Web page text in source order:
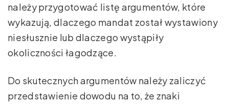
należy przygotować listę argumentów, które
wykazują, dlaczego mandat został wystawiony
niesłusznie lub dlaczego wystąpiły
okoliczności łagodzące.
Do skutecznych argumentów należy zaliczyć
przedstawienie dowodu na to, że znaki